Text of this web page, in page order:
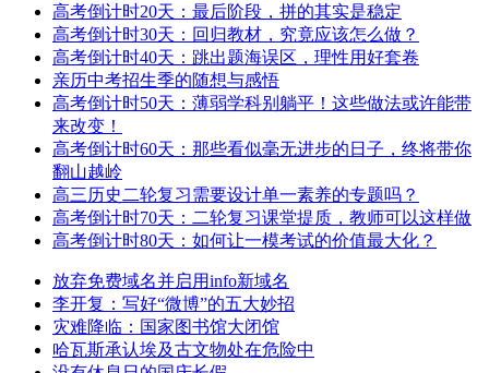
高考倒计时20天：最后阶段，拼的其实是稳定
高考倒计时30天：回归教材，究竟应该怎么做？
高考倒计时40天：跳出题海误区，理性用好套卷
亲历中考招生季的随想与感悟
高考倒计时50天：薄弱学科别躺平！这些做法或许能带
来改变！
高考倒计时60天：那些看似毫无进步的日子，终将带你
翻山越岭
高三历史二轮复习需要设计单一素养的专题吗？
高考倒计时70天：二轮复习课堂提质，教师可以这样做
高考倒计时80天：如何让一模考试的价值最大化？
放弃免费域名并启用info新域名
李开复：写好“微博”的五大妙招
灾难降临：国家图书馆大闭馆
哈瓦斯承认埃及古文物处在危险中